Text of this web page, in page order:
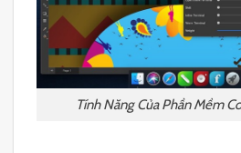
Tính Năng Của Phần Mềm